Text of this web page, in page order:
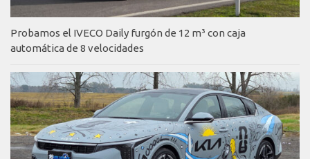
Probamos el IVECO Daily furgón de 12 m³ con caja
automática de 8 velocidades